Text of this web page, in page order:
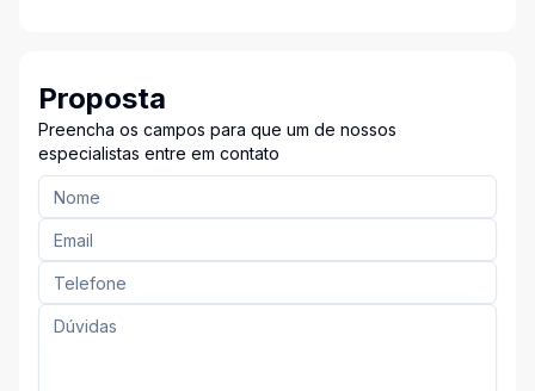
Proposta
Preencha os campos para que um de nossos
especialistas entre em contato